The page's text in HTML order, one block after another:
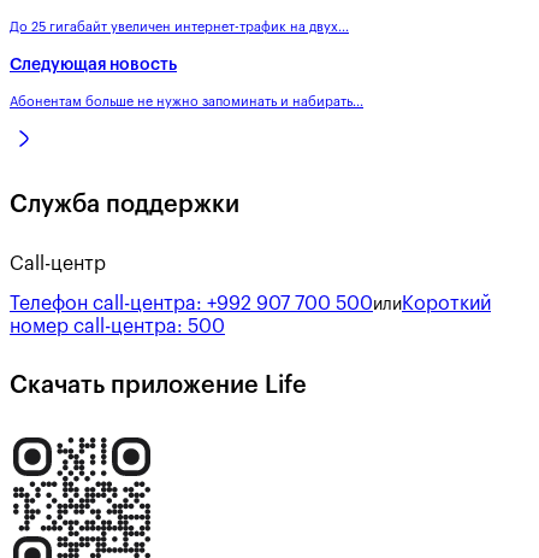
До 25 гигабайт увеличен интернет-трафик на двух...
Следующая новость
Абонентам больше не нужно запоминать и набирать...
Служба поддержки
Call-центр
Телефон call-центра: +992 907 700 500или Короткий
номер call-центра: 500
Скачать приложение Life